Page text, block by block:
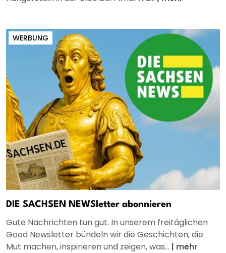
WERBUNG
DIE SACHSEN NEWSletter abonnieren
Gute Nachrichten tun gut. In unserem freitäglichen
Good Newsletter bündeln wir die Geschichten, die
Mut machen, inspirieren und zeigen, was... | mehr